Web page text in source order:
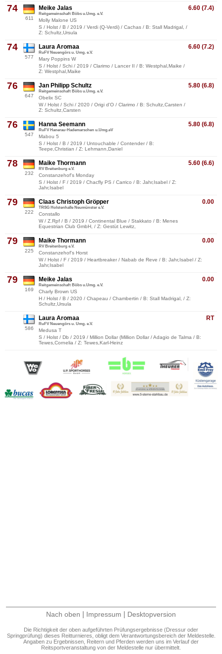
74
611
6.60 (7.4)
Meike Jalas
Reitgemeinschaft Böbs u.Umg. e.V.
Molly Malone US
S / Holst / B / 2019 / Verdi (Q-Verdi) / Cachas / B: Stall Madrigal, /
Z: Schultz,Ursula
74
577
6.60 (7.2)
Laura Aromaa
RuFV Neuengörs u. Umg. e.V.
Mary Poppins W
S / Holst / Schi / 2019 / Clarimo / Lancer II / B: Westphal,Maike /
Z: Westphal,Maike
76
647
5.80 (6.8)
Jan Philipp Schultz
Reitgemeinschaft Böbs u.Umg. e.V.
Obelix SC
W / Holst / Schi / 2020 / Origi d'O / Clarimo / B: Schultz,Carsten /
Z: Schultz,Carsten
76
547
5.80 (6.8)
Hanna Seemann
RuFV Hanerau-Hademarschen u.Umg.eV
Mabou 5
S / Holst / B / 2019 / Untouchable / Contender / B:
Teepe,Christian / Z: Lehmann,Daniel
78
232
5.60 (6.6)
Maike Thormann
RV Breitenburg e.V.
Constanzehof's Monday
S / Holst / F / 2019 / Chacfly PS / Carrico / B: Jahr,Isabel / Z:
Jahr,Isabel
79
222
0.00
Claas Christoph Gröpper
TRSG Holstenhalle Neumünster e.V.
Constallo
W / Z.Rpf / B / 2019 / Continental Blue / Stakkato / B: Menes
Equestrian Club GmbH, / Z: Gestüt Lewitz,
79
225
0.00
Maike Thormann
RV Breitenburg e.V.
Constanzehof's Horst
W / Holst / F / 2019 / Heartbreaker / Nabab de Reve / B: Jahr,Isabel / Z:
Jahr,Isabel
79
169
0.00
Meike Jalas
Reitgemeinschaft Böbs u.Umg. e.V.
Charly Brown US
H / Holst / B / 2020 / Chapeau / Chambertin / B: Stall Madrigal, / Z:
Schultz,Ursula
586
RT
Laura Aromaa
RuFV Neuengörs u. Umg. e.V.
Medusa T
S / Holst / Db / 2019 / Million Dollar (Million Dollar / Adagio de Talma / B:
Tewes,Cornelia / Z: Tewes,Karl-Heinz
Nach oben | Impressum | Desktopversion
Die Richtigkeit der oben aufgeführten Prüfungsergebnisse (Dressur oder
Springprüfung) dieses Reitturnieres, obligt dem Verantwortungsbereich der Meldestelle.
Angaben zu Ergebnissen, Reitern und Pferden werden uns im Verlauf der
Reitsportveranstaltung von der Meldestelle nur übermittelt.